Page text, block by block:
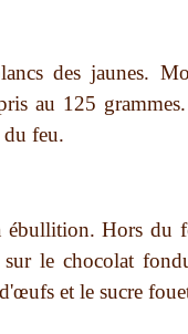
des jaunes.
au 125
du feu.
Hors du
le chocolat
et le sucre